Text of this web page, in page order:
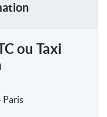
ou Taxi
Paris